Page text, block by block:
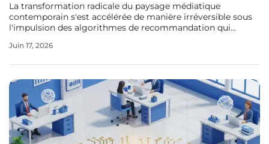
La transformation radicale du paysage médiatique
contemporain s'est accélérée de manière irréversible sous
l'impulsion des algorithmes de recommandation qui
pour les journaux télévisés et la presse papier n'est plus une
Juin 17, 2026